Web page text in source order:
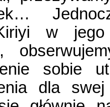
w jego
sobie
dla